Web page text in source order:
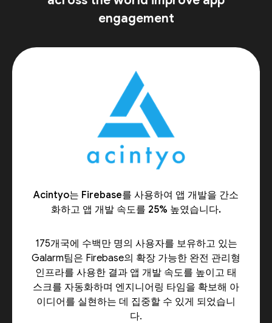
engagement
Acintyo는 Firebase를 사용하여 앱 개발을 간소
화하고 앱 개발 속도를 25% 높였습니다.
175개국에 수백만 명의 사용자를 보유하고 있는
Galarm팀은 Firebase의 확장 가능한 완전 관리형
인프라를 사용한 결과 앱 개발 속도를 높이고 태
스크를 자동화하며 엔지니어링 타임을 확보해 아
이디어를 실현하는 데 집중할 수 있게 되었습니
다.